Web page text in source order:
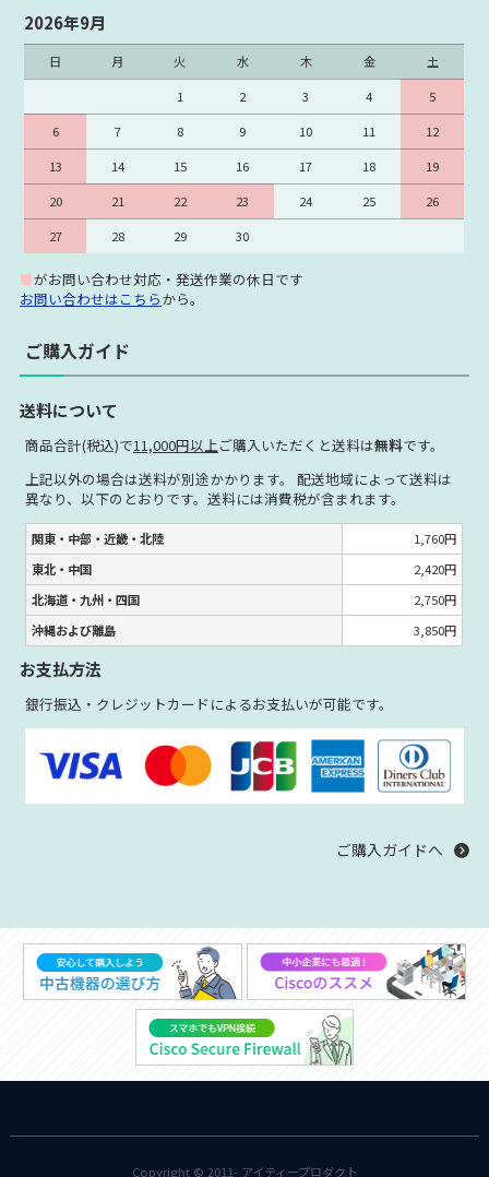
2026年9月
日 月 火 水 木 金
土
1
2 3 4
5
6
7 8 9 10 11
12
13
14 15 16 17 18
19
20
21 22 23 24 25
26
27
28 29 30
■がお問い合わせ対応・発送作業の休日です
お問い合わせはこちらから。
ご購入ガイド
送料について
商品合計(税込)で11,000円以上ご購入いただくと送料は無料です。
上記以外の場合は送料が別途かかります。 配送地域によって送料は
異なり、以下のとおりです。送料には消費税が含まれます。
関東・中部・近畿・北陸
1,760円
東北・中国
2,420円
北海道・九州・四国
2,750円
沖縄および離島
3,850円
お支払方法
銀行振込・クレジットカードによるお支払いが可能です。
ご購入ガイドへ
Copyright © 2011- アイティープロダクト